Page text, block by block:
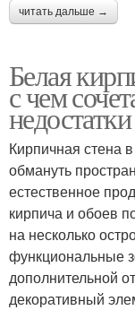
читать дальше →
Белая
с чем
недостатки
Кирпичная стена
обмануть
естественное
кирпича и обоев
на несколько
функциональные
дополнительной
декоративный